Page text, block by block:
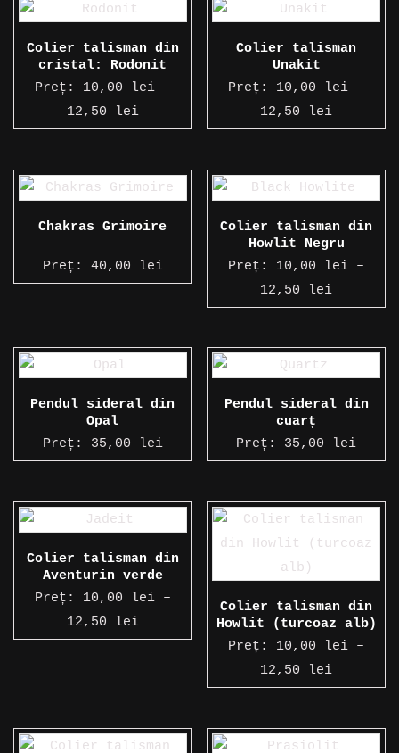
la
la
Colier talisman din
cristal: Rodonit
Preț: 10,00 lei –
12,50
leiInterval
10,00 lei
la
Colier talisman
Unakit
Preț: 10,00 lei –
12,50
leiInterval
10,00
la
Chakras Grimoire
Preț: 40,00 lei
Colier talisman din
Howlit Negru
Preț: 10,00 lei –
12,50
leiInterval
la
12,50
Pendul sideral din
Opal
Preț: 35,00 lei
Pendul sideral din
cuarț
Preț: 35,00 lei
Colier talisman din
Aventurin verde
Preț: 10,00 lei –
12,50
leiInterval
la
Colier talisman din
Howlit (turcoaz alb)
Preț: 10,00 lei –
12,50
leiInterval
10,00